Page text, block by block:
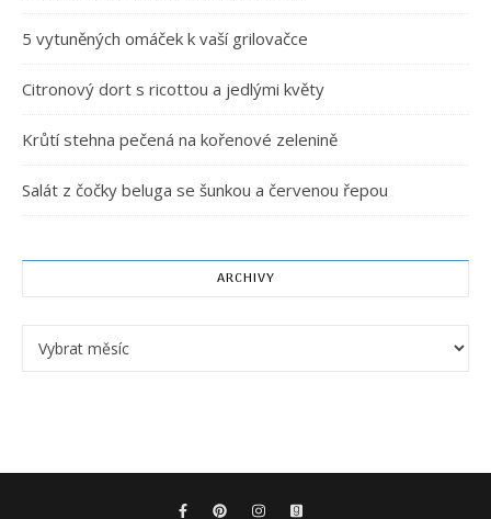
5 vytuněných omáček k vaší grilovačce
Citronový dort s ricottou a jedlými květy
Krůtí stehna pečená na kořenové zelenině
Salát z čočky beluga se šunkou a červenou řepou
ARCHIVY